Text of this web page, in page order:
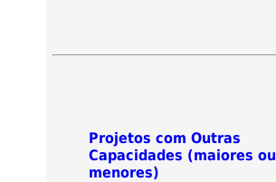
Projetos com Outras
Capacidades (maiores ou
menores)